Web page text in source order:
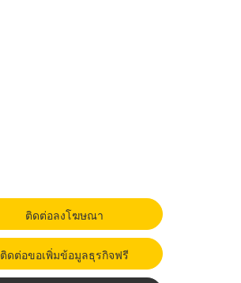
ติดต่อลงโฆษณา
ติดต่อขอเพิ่มข้อมูลธุรกิจฟรี